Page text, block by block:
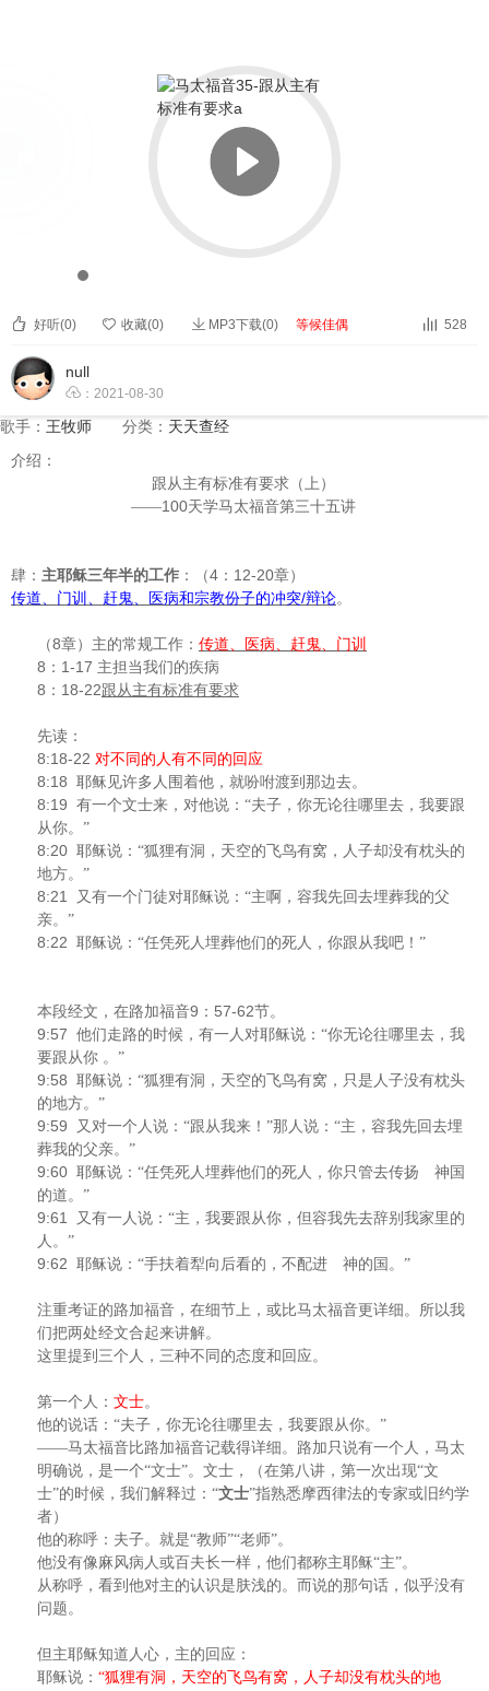
 好听(0)  收藏(0)  MP3下载(0) 等候佳偶  528
null
 ：2021-08-30
歌手： 王牧师 分类： 天天查经
介绍：
跟从主有标准有要求（上）
——100天学马太福音第三十五讲
肆： 主耶稣三年半的工作 ：（4 ： 12-20章）
传道、门训、赶鬼、医病和宗教份子的冲突/辩论。
（8章）主的常规工作： 传道、医病、赶鬼、门训
8 ： 1-17 主担当我们的疾病
8 ： 18-22跟从主有标准有要求
先读：
8:18-22 对不同的人有不同的回应
8:18 耶稣见许多人围着他，就吩咐渡到那边去。
8:19 有一个文士来，对他说：“夫子，你无论往哪里去，我要跟
从你。”
8:20 耶稣说：“狐狸有洞，天空的飞鸟有窝，人子却没有枕头的
地方。”
8:21
又有一个门徒对耶稣说：“主啊，容我先回去埋葬我的父
亲。”
8:22 耶稣说：“任凭死人埋葬他们的死人，你跟从我吧！”
本段经文，在路加福音9 ： 57-62节。
9:57 他们走路的时候，有一人对耶稣说：“你无论往哪里去，我
要跟从你 。”
9:58 耶稣说：“狐狸有洞，天空的飞鸟有窝，只是人子没有枕头
的地方。”
9:59
又对一个人说：“跟从我来！”那人说：“主，容我先回去埋
葬我的父亲。”
9:60 耶稣说：“任凭死人埋葬他们的死人，你只管去传扬 神国
的道。”
9:61
又有一人说：“主，我要跟从你，但容我先去辞别我家里的
人。”
9:62 耶稣说：“手扶着犁向后看的，不配进 神的国。”
注重考证的路加福音，在细节上，或比马太福音更详细。所以我
们把两处经文合起来讲解。
这里提到三个人，三种不同的态度和回应。
第一个人： 文士。
他的说话：“夫子，你无论往哪里去，我要跟从你。”
——马太福音比路加福音记载得详细。路加只说有一个人，马太
明确说，是一个“文士”。文士，（在第八讲，第一次出现“文
士”的时候，我们解释过：“文士”指熟悉摩西律法的专家或旧约学
者）
他的称呼：夫子。就是“教师”“老师”。
他没有像麻风病人或百夫长一样，他们都称主耶稣“主”。
从称呼，看到他对主的认识是肤浅的。而说的那句话，似乎没有
问题。
但主耶稣知道人心，主的回应：
耶稣说： “狐狸有洞，天空的飞鸟有窝，人子却没有枕头的地